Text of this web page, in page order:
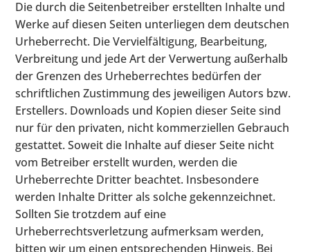
Die durch die Seitenbetreiber erstellten Inhalte und
Werke auf diesen Seiten unterliegen dem deutschen
Urheberrecht. Die Vervielfältigung, Bearbeitung,
Verbreitung und jede Art der Verwertung außerhalb
der Grenzen des Urheberrechtes bedürfen der
schriftlichen Zustimmung des jeweiligen Autors bzw.
Erstellers. Downloads und Kopien dieser Seite sind
nur für den privaten, nicht kommerziellen Gebrauch
gestattet. Soweit die Inhalte auf dieser Seite nicht
vom Betreiber erstellt wurden, werden die
Urheberrechte Dritter beachtet. Insbesondere
werden Inhalte Dritter als solche gekennzeichnet.
Sollten Sie trotzdem auf eine
Urheberrechtsverletzung aufmerksam werden,
bitten wir um einen entsprechenden Hinweis. Bei